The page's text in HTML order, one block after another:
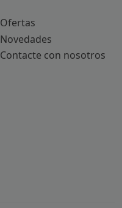
Ofertas
Novedades
Contacte con nosotros